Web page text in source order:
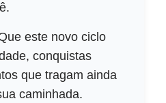
este novo ciclo
conquistas
que tragam ainda
caminhada.